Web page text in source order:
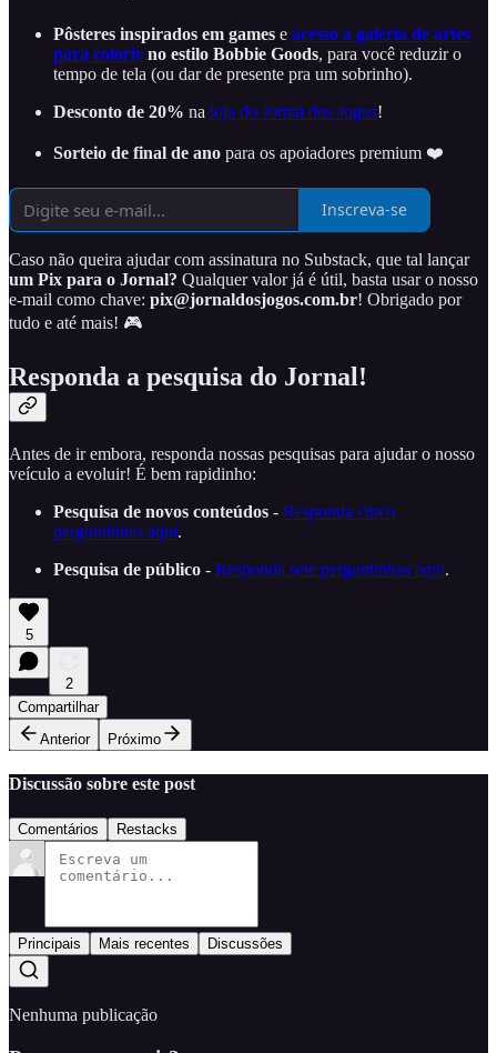
Pôsteres inspirados em games e acesso à galeria de artes
para colorir no estilo Bobbie Goods, para você reduzir o
tempo de tela (ou dar de presente pra um sobrinho).
Desconto de 20% na loja do Jornal dos Jogos!
Sorteio de final de ano para os apoiadores premium ❤️
Inscreva-se
Caso não queira ajudar com assinatura no Substack, que tal lançar
um Pix para o Jornal? Qualquer valor já é útil, basta usar o nosso
e-mail como chave: pix@jornaldosjogos.com.br! Obrigado por
tudo e até mais! 🎮
Responda a pesquisa do Jornal!
Antes de ir embora, responda nossas pesquisas para ajudar o nosso
veículo a evoluir! É bem rapidinho:
Pesquisa de novos conteúdos - Responda cinco
perguntinhas aqui.
Pesquisa de público - Responda sete perguntinhas aqui.
5
2
Compartilhar
Anterior
Próximo
Discussão sobre este post
Comentários Restacks
Principais Mais recentes Discussões
Nenhuma publicação